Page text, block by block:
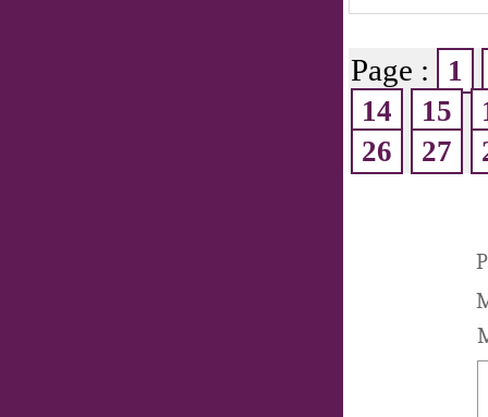
Page :
1
14
15
26
27